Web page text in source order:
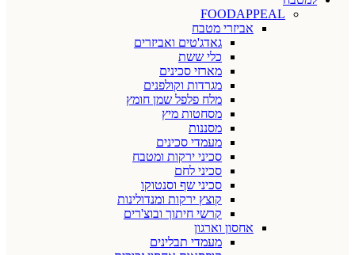
FOODAPPEAL
אביזרי מטבח
גאדג'טים ואביזרים
כלי ששת
מארזי סכינים
מגרדות וקולפנים
מלח פלפל שמן חומץ
מסחטות מיץ
מסננות
מעמדי סכינים
סכיני ירקות ומטבח
סכיני לחם
סכיני שף וסנטוקו
קוצץ ירקות ומנדולינות
קרשי חיתוך ובוצ'רים
אחסון וארגון
מעמדי תבלינים